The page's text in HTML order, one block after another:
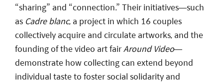
“sharing” and “connection.” Their initiatives—such
as Cadre blanc, a project in which 16 couples
collectively acquire and circulate artworks, and the
founding of the video art fairAround Video—
demonstrate how collecting can extend beyond
individual taste to foster social solidarity and